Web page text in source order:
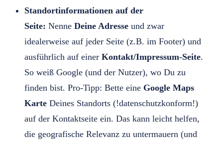
Standortinformationen auf der
Seite: Nenne Deine Adresse und zwar
idealerweise auf jeder Seite (z.B. im Footer) und
ausführlich auf einer Kontakt/Impressum-Seite.
So weiß Google (und der Nutzer), wo Du zu
finden bist. Pro-Tipp: Bette eine Google Maps
Karte Deines Standorts (!datenschutzkonform!)
auf der Kontaktseite ein. Das kann leicht helfen,
die geografische Relevanz zu untermauern (und